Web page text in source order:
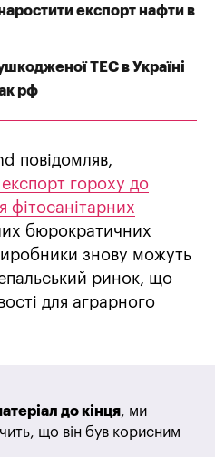
експорт нафти в
ТЕС в Україні
рф
повідомляв,
експорт гороху до
фітосанітарних
бюрократичних
знову можуть
ринок, що
для аграрного
до кінця, ми
що він був корисним